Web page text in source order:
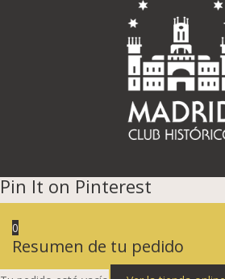
Pin It on Pinterest
0
Resumen de tu pedido